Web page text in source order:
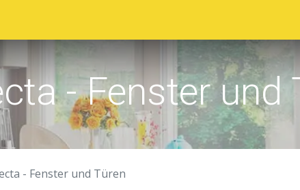
- Fenster und
- Fenster und Türen